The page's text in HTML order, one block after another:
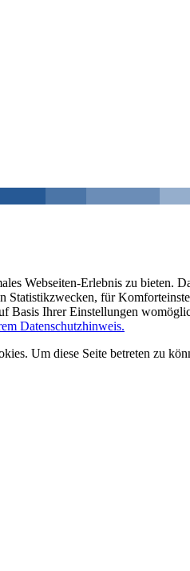
Webseiten-Erlebnis zu bieten.
Statistikzwecken, für
Basis Ihrer Einstellungen
Datenschutzhinweis.
Um diese Seite betreten zu